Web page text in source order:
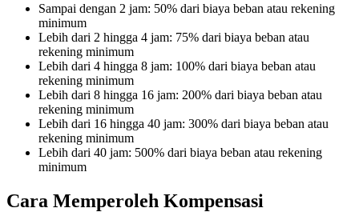
Sampai dengan 2 jam: 50% dari biaya beban atau rekening
minimum
Lebih dari 2 hingga 4 jam: 75% dari biaya beban atau
rekening minimum
Lebih dari 4 hingga 8 jam: 100% dari biaya beban atau
rekening minimum
Lebih dari 8 hingga 16 jam: 200% dari biaya beban atau
rekening minimum
Lebih dari 16 hingga 40 jam: 300% dari biaya beban atau
rekening minimum
Lebih dari 40 jam: 500% dari biaya beban atau rekening
minimum
Cara Memperoleh Kompensasi